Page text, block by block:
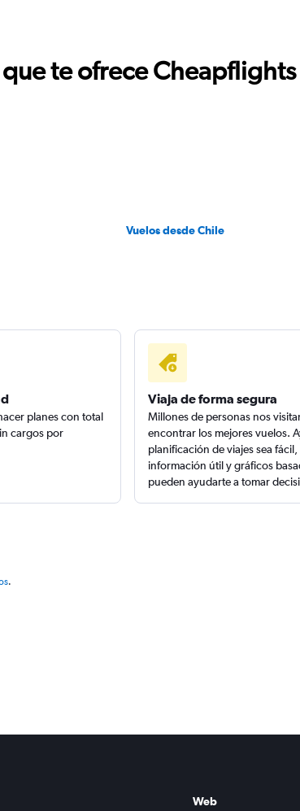
te ofrece
Vuelos desde Chile
planes con total
cargos por
Viaja de forma segura
Millones de personas nos
encontrar los mejores vuelos.
planificación de viajes sea
información útil y gráficos
pueden ayudarte a tomar
.
Web